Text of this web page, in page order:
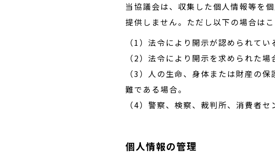
当協議会は、収集した個人情報等を
提供しません。ただし以下の場合は
（1）法令により開示が認められてい
（2）法令により開示を求められた場
（3）人の生命、身体または財産の
難である場合。
（4）警察、検察、裁判所、消費者
個人情報の管理